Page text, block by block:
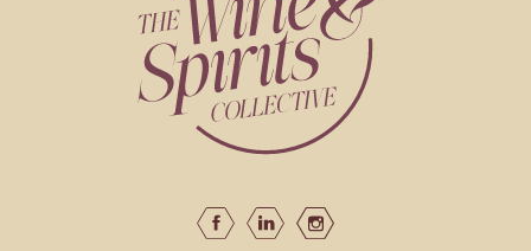
J. de Villebois Touraine 149kr